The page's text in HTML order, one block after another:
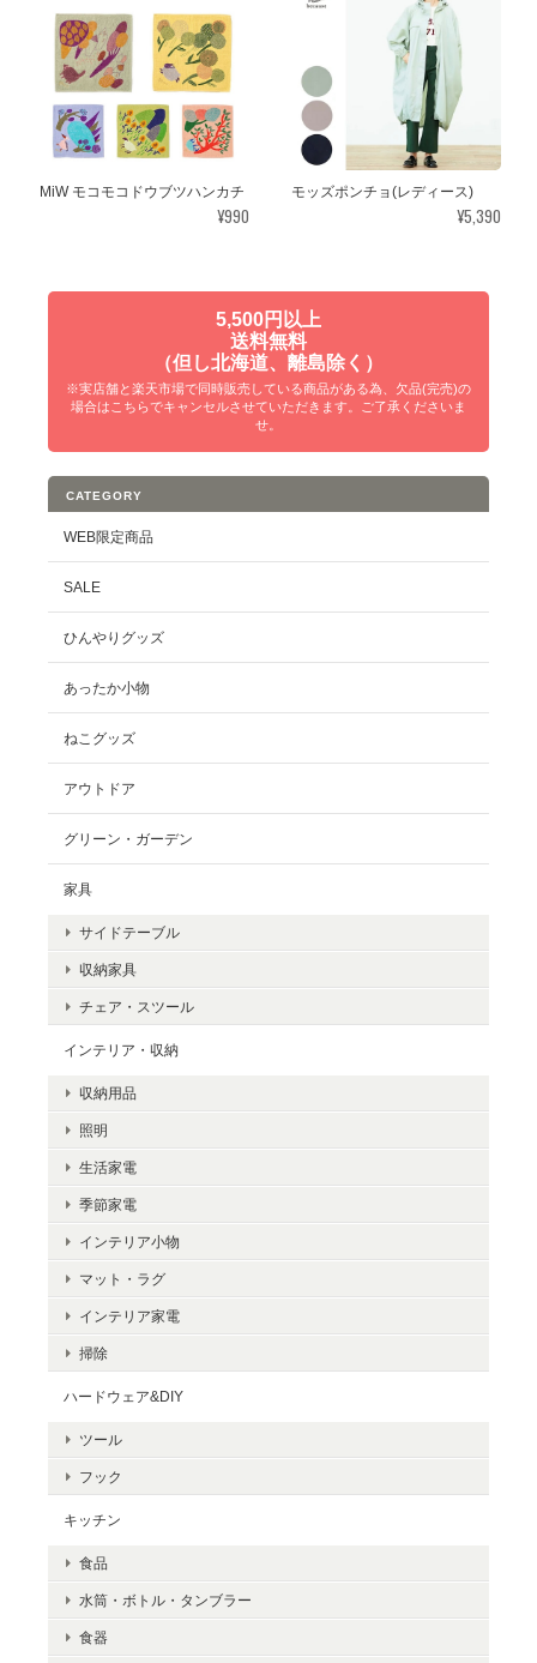
MiW モコモコドウブツハンカチ
¥990
モッズポンチョ(レディース)
¥5,390
5,500円以上
送料無料
（但し北海道、離島除く）
※実店舗と楽天市場で同時販売している商品がある為、欠品(完売)の
場合はこちらでキャンセルさせていただきます。ご了承くださいま
せ。
CATEGORY
WEB限定商品
SALE
ひんやりグッズ
あったか小物
ねこグッズ
アウトドア
グリーン・ガーデン
家具
サイドテーブル
収納家具
チェア・スツール
インテリア・収納
収納用品
照明
生活家電
季節家電
インテリア小物
マット・ラグ
インテリア家電
掃除
ハードウェア&DIY
ツール
フック
キッチン
食品
水筒・ボトル・タンブラー
食器